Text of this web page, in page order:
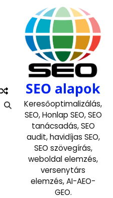
content
SEO alapok
Keresőoptimalizálás,
SEO, Honlap SEO, SEO
tanácsadás, SEO
audit, havidíjas SEO,
SEO szövegírás,
weboldal elemzés,
versenytárs
elemzés, AI-AEO-
GEO.